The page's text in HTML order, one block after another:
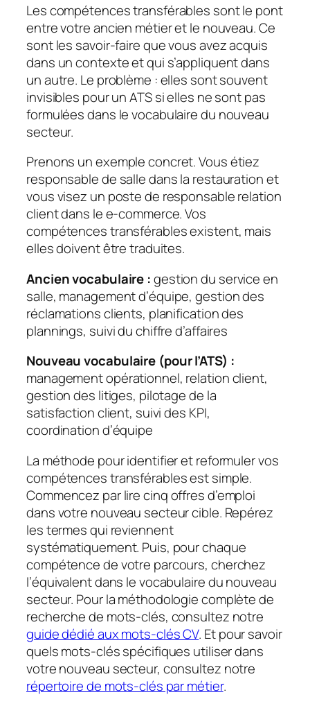
Les compétences transférables sont le pont
entre votre ancien métier et le nouveau. Ce
sont les savoir-faire que vous avez acquis
dans un contexte et qui s’appliquent dans
un autre. Le problème : elles sont souvent
invisibles pour un ATS si elles ne sont pas
formulées dans le vocabulaire du nouveau
secteur.
Prenons un exemple concret. Vous étiez
responsable de salle dans la restauration et
vous visez un poste de responsable relation
client dans le e-commerce. Vos
compétences transférables existent, mais
elles doivent être traduites.
Ancien vocabulaire :gestion du service en
salle, management d’équipe, gestion des
réclamations clients, planification des
plannings, suivi du chiffre d’affaires
Nouveau vocabulaire (pour l’ATS) :
management opérationnel, relation client,
gestion des litiges, pilotage de la
satisfaction client, suivi des KPI,
coordination d’équipe
La méthode pour identifier et reformuler vos
compétences transférables est simple.
Commencez par lire cinq offres d’emploi
dans votre nouveau secteur cible. Repérez
les termes qui reviennent
systématiquement. Puis, pour chaque
compétence de votre parcours, cherchez
l’équivalent dans le vocabulaire du nouveau
secteur. Pour la méthodologie complète de
recherche de mots-clés, consultez notre
guide dédié aux mots-clés CV. Et pour savoir
quels mots-clés spécifiques utiliser dans
votre nouveau secteur, consultez notre
répertoire de mots-clés par métier.